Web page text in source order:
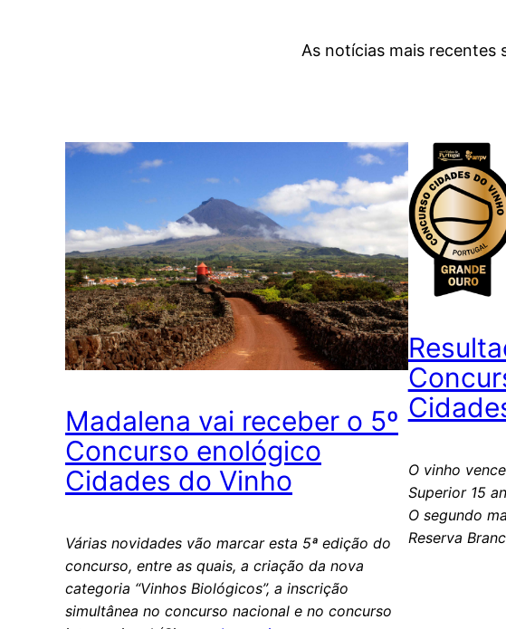
As notícias mais recentes
Madalena vai receber o 5º
Concurso enológico
Cidades do Vinho
Várias novidades vão marcar esta 5ª edição do
concurso, entre as quais, a criação da nova
categoria “Vinhos Biológicos”, a inscrição
simultânea no concurso nacional e no concurso
O vinho
Superior 15
O segundo
Reserva